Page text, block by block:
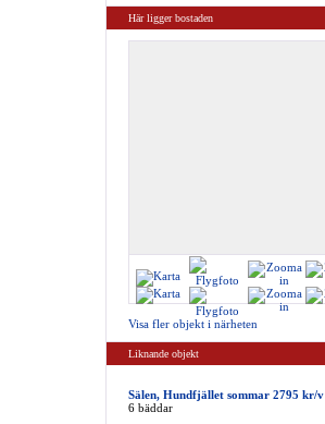
Här ligger bostaden
Visa fler objekt i närheten
Liknande objekt
Sälen, Hundfjället sommar 2795 kr/v
6 bäddar